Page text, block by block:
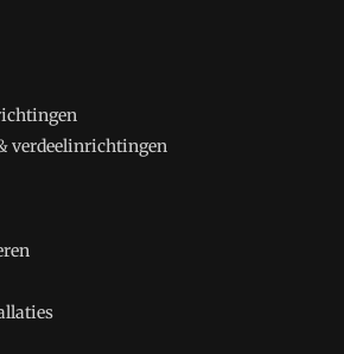
verdeelinrichtingen